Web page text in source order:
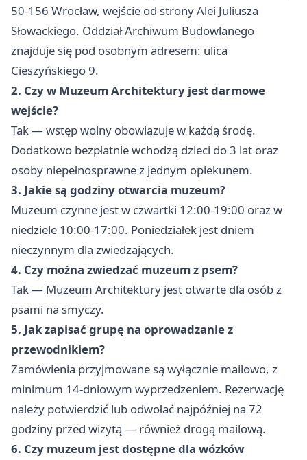
50-156 Wrocław, wejście od strony Alei Juliusza
Słowackiego. Oddział Archiwum Budowlanego
znajduje się pod osobnym adresem: ulica
Cieszyńskiego 9.
2. Czy w Muzeum Architektury jest darmowe
wejście?
Tak — wstęp wolny obowiązuje w każdą środę.
Dodatkowo bezpłatnie wchodzą dzieci do 3 lat oraz
osoby niepełnosprawne z jednym opiekunem.
3. Jakie są godziny otwarcia muzeum?
Muzeum czynne jest w czwartki 12:00-19:00 oraz w
niedziele 10:00-17:00. Poniedziałek jest dniem
nieczynnym dla zwiedzających.
4. Czy można zwiedzać muzeum z psem?
Tak — Muzeum Architektury jest otwarte dla osób z
psami na smyczy.
5. Jak zapisać grupę na oprowadzanie z
przewodnikiem?
Zamówienia przyjmowane są wyłącznie mailowo, z
minimum 14-dniowym wyprzedzeniem. Rezerwację
należy potwierdzić lub odwołać najpóźniej na 72
godziny przed wizytą — również drogą mailową.
6. Czy muzeum jest dostępne dla wózków